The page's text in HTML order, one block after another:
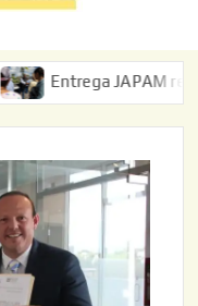
Entrega JAPAM